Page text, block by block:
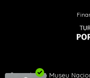
© Fundação Museu